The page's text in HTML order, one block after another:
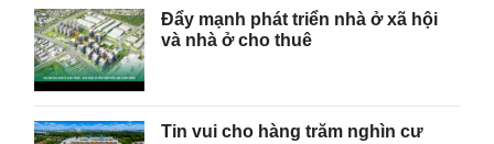
Đẩy mạnh phát triển nhà ở xã hội
và nhà ở cho thuê
Tin vui cho hàng trăm nghìn cư